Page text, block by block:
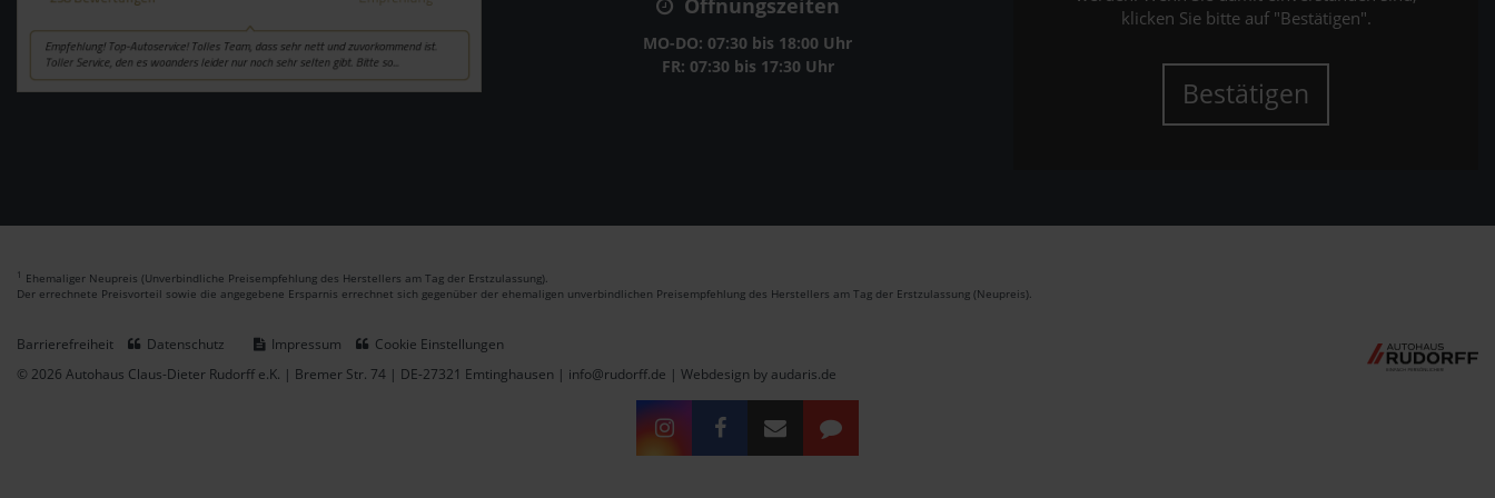
Öffnungszeiten
MO-DO: 07:30 bis 18:00 Uhr
FR: 07:30 bis 17:30 Uhr
klicken Sie bitte auf "Bestätigen".
Bestätigen
1 Ehemaliger Neupreis (Unverbindliche Preisempfehlung des Herstellers am Tag der Erstzulassung).
Der errechnete Preisvorteil sowie die angegebene Ersparnis errechnet sich gegenüber der ehemaligen unverbindlichen Preisempfehlung des Herstellers am Tag der Erstzulassung (Neupreis).
Barrierefreiheit Datenschutz Impressum
Cookie Einstellungen
© 2026 Autohaus Claus-Dieter Rudorff e.K. | Bremer Str. 74 | DE-27321 Emtinghausen | info@rudorff.de | Webdesign by audaris.de